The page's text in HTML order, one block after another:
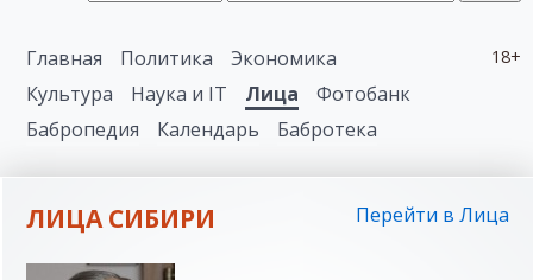
18+
Главная Политика
Экономика
Культура
Наука и IT Лица
Фотобанк
Бабропедия
Календарь Бабротека
ЛИЦА СИБИРИ Перейти в Лица